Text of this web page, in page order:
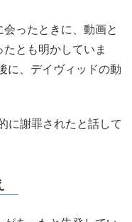
ったときに、動画と
とも明かしていま
に、デイヴィッドの動
に謝罪されたと話して